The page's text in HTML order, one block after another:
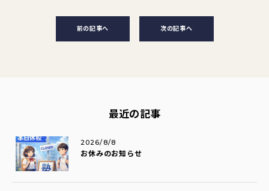
前の記事へ 次の記事へ
最近の記事
お休みのお知らせ
2026/8/8